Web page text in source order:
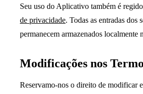
Seu uso do Aplicativo também é
de privacidade. Todas as entradas dos
permanecem armazenados localmente
Modificações nos
Reservamo-nos o direito de modificar